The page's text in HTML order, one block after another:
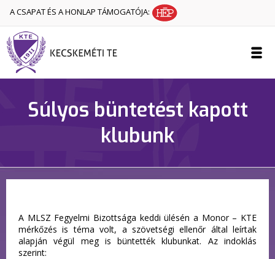
A CSAPAT ÉS A HONLAP TÁMOGATÓJA:
Súlyos büntetést kapott
klubunk
A MLSZ Fegyelmi Bizottsága keddi ülésén a Monor – KTE
mérkőzés is téma volt, a szövetségi ellenőr által leírtak
alapján végül meg is büntették klubunkat. Az indoklás
szerint: